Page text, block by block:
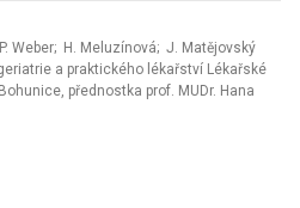
Weber; H. Meluzínová; J. Matějovský
a praktického lékařství Lékařské
přednostka prof. MUDr. Hana